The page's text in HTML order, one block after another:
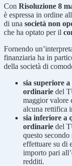
Con Risoluzione 8
è espressa in ordine
di una società non
che ha optato per il
Fornendo
finanziaria ha in
della società di
sia superiore
ordinarie del
maggior valore
alcuna rettifica
sia inferiore a
ordinarie del
questo
effettuare su di
importo pari
redditi.